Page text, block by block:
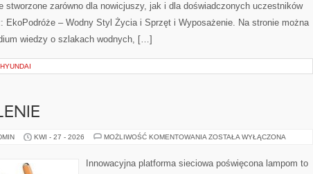
stworzone zarówno dla nowicjuszy, jak i dla doświadczonych uczestników
EkoPodróże – Wodny Styl Życia i Sprzęt i Wyposażenie. Na stronie można
wiedzy o szlakach wodnych, […]
HYUNDAI
KWI - 27 - 2026 MOŻLIWOŚĆ KOMENTOWANIA OŚWIETLENIE
ZOSTAŁA WYŁĄCZONA
Innowacyjna platforma sieciowa poświęcona lampom to